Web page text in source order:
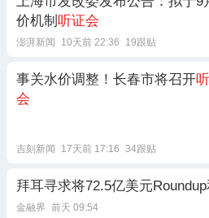
价机制 听证会
澎湃新闻 10天前 22:36 19跟贴
事关水价调整！长春市将召开
会
吉刻新闻 17天前 17:16 34跟贴
拜耳寻求将72.5亿美元
金融界 前天 09:54